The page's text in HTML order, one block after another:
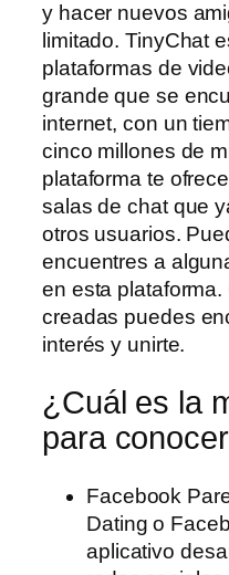
y hacer nuevos
limitado. TinyChat
plataformas de
grande que se
internet, con un
cinco millones de
plataforma te
salas de chat que
otros usuarios.
encuentres a
en esta
creadas puedes
interés y unirte.
¿Cuál es la
para
Facebook
Dating o
aplicativo